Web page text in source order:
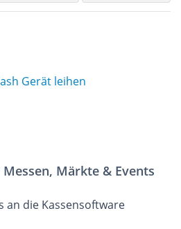
Märkte & Events
an die Kassensoftware